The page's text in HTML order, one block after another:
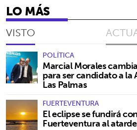
LO MÁS
VISTO
POLÍTICA
Marcial Morales
para ser candidato a la
Las Palmas
FUERTEVENTURA
El eclipse se fundirá
Fuerteventura al